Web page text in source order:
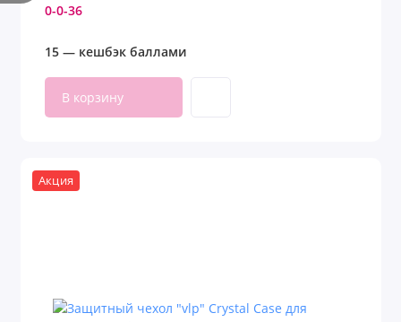
0-0-36
15 — кешбэк баллами
В корзину
Акция